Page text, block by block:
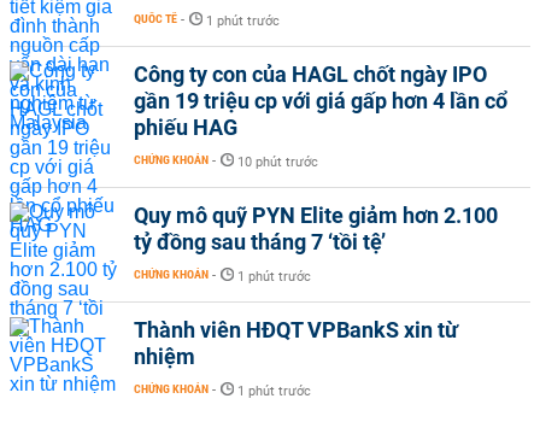
QUỐC TẾ - 1 phút trước
Công ty con của HAGL chốt ngày IPO
gần 19 triệu cp với giá gấp hơn 4 lần cổ
phiếu HAG
CHỨNG KHOÁN - 10 phút trước
Quy mô quỹ PYN Elite giảm hơn 2.100
tỷ đồng sau tháng 7 ‘tồi tệ’
CHỨNG KHOÁN - 1 phút trước
Thành viên HĐQT VPBankS xin từ
nhiệm
CHỨNG KHOÁN - 1 phút trước